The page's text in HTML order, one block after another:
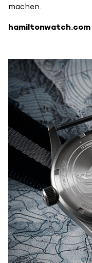
machen.
hamiltonwatch.com